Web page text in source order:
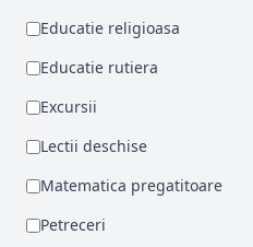
Educatie religioasa
Educatie rutiera
Excursii
Lectii deschise
Matematica pregatitoare
Petreceri